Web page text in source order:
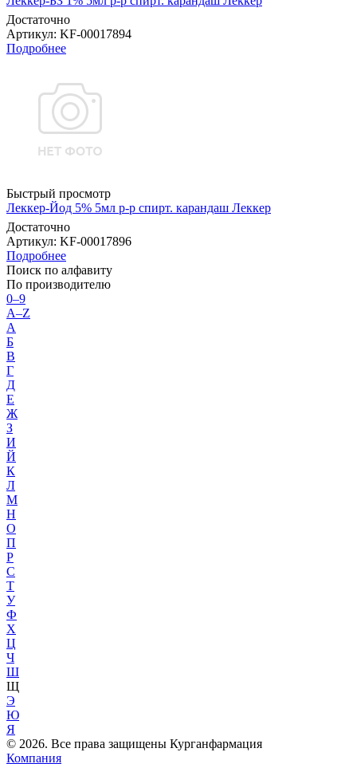
Достаточно
Артикул: KF-00017894
Подробнее
Быстрый просмотр
Леккер-Йод 5% 5мл р-р спирт. карандаш Леккер
Достаточно
Артикул: KF-00017896
Подробнее
Поиск по алфавиту
По производителю
0–9
A–Z
А
Б
В
Г
Д
Е
Ж
З
И
Й
К
Л
М
Н
О
П
Р
С
Т
У
Ф
Х
Ц
Ч
Ш
Щ
Э
Ю
Я
© 2026. Все права защищены Курганфармация
Компания